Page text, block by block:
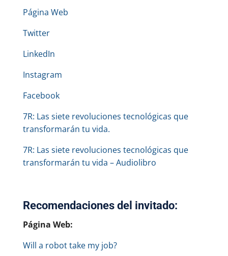
Página Web
Twitter
LinkedIn
Instagram
Facebook
7R: Las siete revoluciones tecnológicas que
transformarán tu vida.
7R: Las siete revoluciones tecnológicas que
transformarán tu vida – Audiolibro
Recomendaciones del invitado:
Página Web:
Will a robot take my job?